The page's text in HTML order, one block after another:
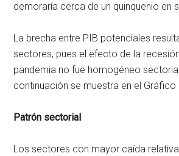
demoraría cerca de un quinquenio en
La brecha entre PIB potenciales
sectores, pues el efecto de la
pandemia no fue homogéneo
continuación se muestra en el Gráfico
Patrón sectorial
Los sectores con mayor caída